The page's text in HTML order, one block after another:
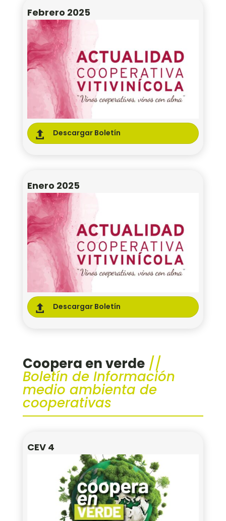
Febrero 2025
 Descargar Boletín
Enero 2025
 Descargar Boletín
Coopera en verde //
Boletín de Información
medio ambienta de
cooperativas
CEV 4